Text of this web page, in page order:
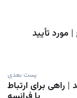
مورد تأیید
پست بعدی
راهی برای ارتباط